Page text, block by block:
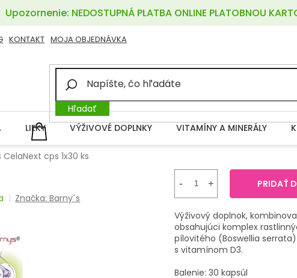
Upozornenie: NEDOSTUPNÁ PLATBA ONLINE PLATOBNOU
KONTAKT MOJA OBJEDNÁVKA
Hľadať
NÁKUPNÝ
KOŠÍK
LIEKY VÝŽIVOVÉ DOPLNKY VITAMÍNY A MINERÁLY
CelaNext cps 1x30 ks
Značka:Barny´s
PRIDAŤ
Výživový doplnok,
obsahujúci komplex
pílovitého (Boswellia
s vitamínom D3.
Balenie: 30 kapsúl